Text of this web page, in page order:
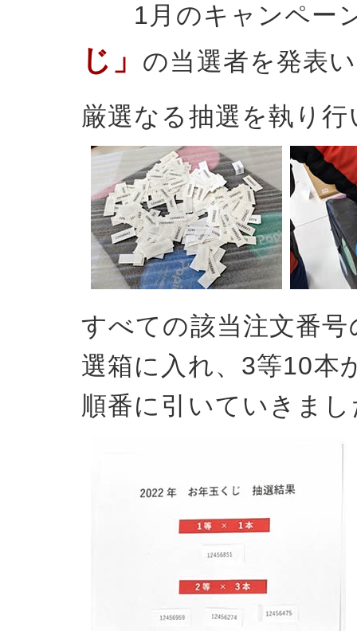
1月のキャンペー
じ」 の当選者を発表
厳選なる抽選を執り
すべての該当注文番
選箱に入れ、3等10本
順番に引いていきま